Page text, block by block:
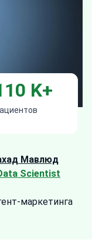
K+
Мавлюд
Scientist
маркетинга